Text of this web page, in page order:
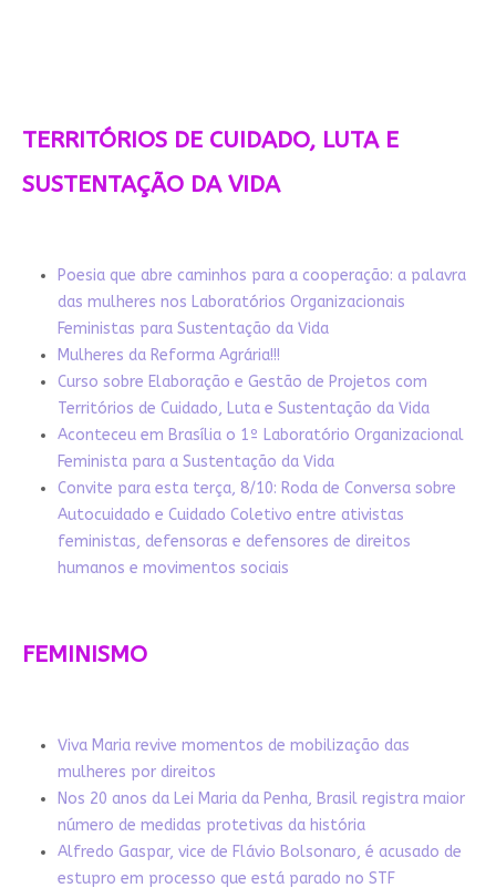
TERRITÓRIOS DE CUIDADO, LUTA E
SUSTENTAÇÃO DA VIDA
Poesia que abre caminhos para a cooperação: a palavra
das mulheres nos Laboratórios Organizacionais
Feministas para Sustentação da Vida
Mulheres da Reforma Agrária!!!
Curso sobre Elaboração e Gestão de Projetos com
Territórios de Cuidado, Luta e Sustentação da Vida
Aconteceu em Brasília o 1º Laboratório Organizacional
Feminista para a Sustentação da Vida
Convite para esta terça, 8/10: Roda de Conversa sobre
Autocuidado e Cuidado Coletivo entre ativistas
feministas, defensoras e defensores de direitos
humanos e movimentos sociais
FEMINISMO
Viva Maria revive momentos de mobilização das
mulheres por direitos
Nos 20 anos da Lei Maria da Penha, Brasil registra maior
número de medidas protetivas da história
Alfredo Gaspar, vice de Flávio Bolsonaro, é acusado de
estupro em processo que está parado no STF